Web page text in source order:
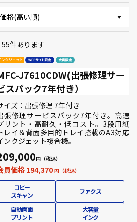
55件あります
J7610CDW(出張修理サー
スパック7年付き）
イズ：出張修理 7年付き
張修理サービスパック7年付き。高速
リント・高耐久・低コスト。3段用紙
レイ＆背面多目的トレイ搭載のA3対応
ンクジェット複合機。
員価格 194,370
コピー
スキャン
ファクス
自動両面
プリント
大容量
インク